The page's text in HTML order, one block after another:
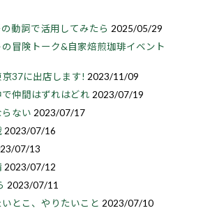
動詞で活用してみたら 2025/05/29
冒険トーク&自家焙煎珈琲イベント
京37に出店します! 2023/11/09
で仲間はずれはどれ 2023/07/19
ない 2023/07/17
2023/07/16
07/13
2023/07/12
2023/07/11
とこ、やりたいこと 2023/07/10